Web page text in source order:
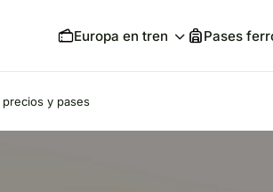
Europa en tren Pases
y pases